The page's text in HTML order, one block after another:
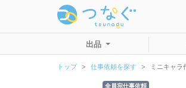
出品
トップ 仕事依頼を探す ミニキャラ
全員宛仕事依頼